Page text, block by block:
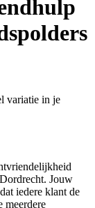
variatie in je
Jouw
iedere klant de
meerdere